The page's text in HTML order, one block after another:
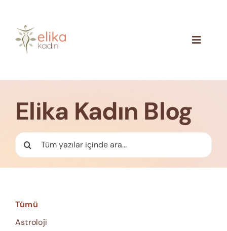
content
Toggle
İletişim
Elika Kadın Blog
Ara:
Tümü
Astroloji